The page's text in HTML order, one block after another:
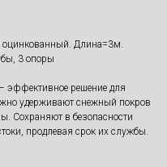
оцинкованный. Длина=3м.
3 опоры
эффективное решение для
удерживают снежный покров
Сохраняют в безопасности
продлевая срок их службы.